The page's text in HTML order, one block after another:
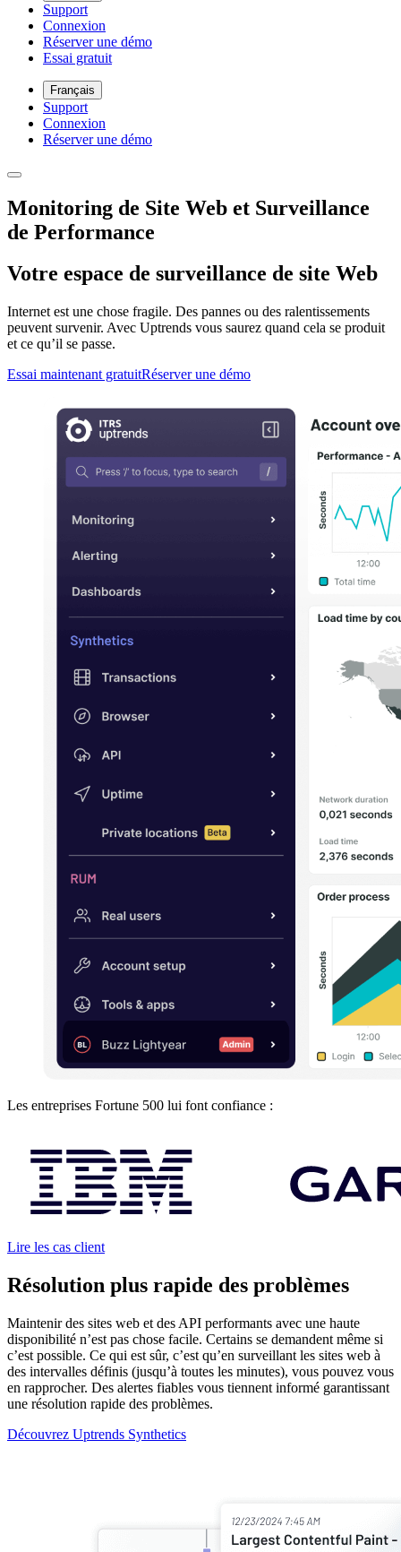
Support
Connexion
Réserver une démo
Essai gratuit
Français
Support
Connexion
Réserver une démo
Monitoring de Site Web et Surveillance
de Performance
Votre espace de surveillance de site Web
Internet est une chose fragile. Des pannes ou des ralentissements
peuvent survenir. Avec Uptrends vous saurez quand cela se produit
et ce qu’il se passe.
Essai maintenant gratuitRéserver une démo
Les entreprises Fortune 500 lui font confiance :
Lire les cas client
Résolution plus rapide des problèmes
Maintenir des sites web et des API performants avec une haute
disponibilité n’est pas chose facile. Certains se demandent même si
c’est possible. Ce qui est sûr, c’est qu’en surveillant les sites web à
des intervalles définis (jusqu’à toutes les minutes), vous pouvez vous
en rapprocher. Des alertes fiables vous tiennent informé garantissant
une résolution rapide des problèmes.
Découvrez Uptrends Synthetics